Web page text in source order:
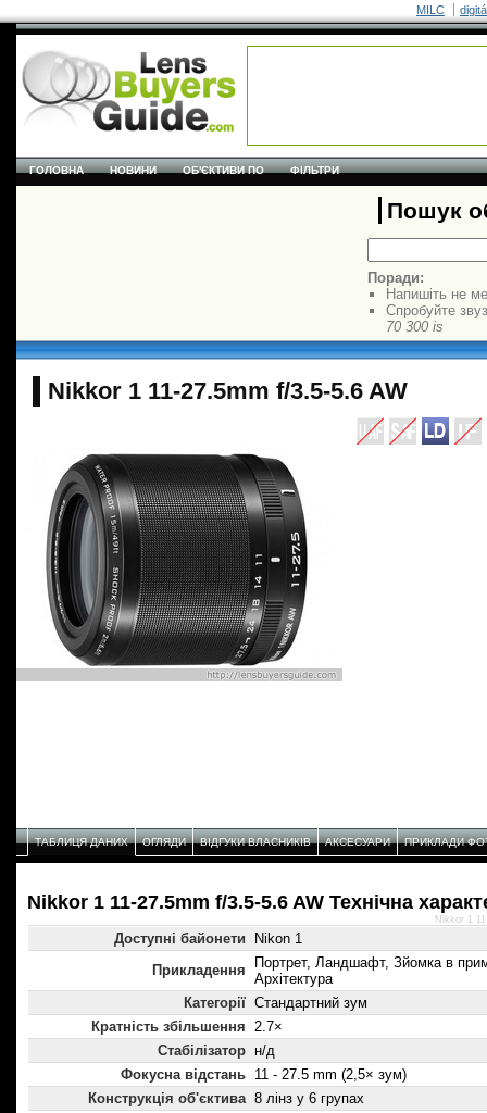
MILC
ГОЛОВНА НОВИНИ ОБ'ЄКТИВИ ПО ФІЛЬТРИ
Пошук
Поради:
Напишіть не
Спробуйте
70 300 is
Nikkor 1 11-27.5mm f/3.5-5.6 AW
ТАБЛИЦЯ ДАНИХ ОГЛЯДИ ВІДГУКИ ВЛАСНИКІВ АКСЕСУАРИ ПРИКЛАДИ
Nikkor 1 11-27.5mm f/3.5-5.6 AW Технічнa
Доступні байонети
Nikon 1
Прикладення
Портрет, Ландшафт, Зйомка в
Архітектура
Категорії Стандартний зум
Кратність збільшення 2.7×
Стабілізатор н/д
Фокусна відстань 11 - 27.5 mm (2,5× зум)
Конструкція об'єктива 8 лінз у 6 групах
Nikkor 1